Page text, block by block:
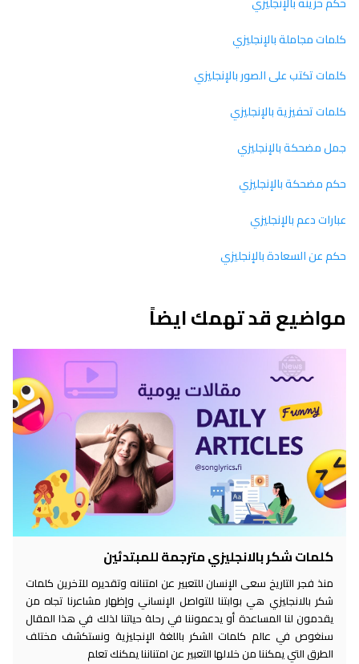
كلمات مجاملة بالإنجليزي
كلمات تكتب على الصور بالإنجليزي
كلمات تحفيزية بالإنجليزي
جمل مضحكة بالإنجليزي
حكم مضحكة بالإنجليزي
عبارات دعم بالإنجليزي
حكم عن السعادة بالإنجليزي
مواضيع قد تهمك ايضاً
كلمات شكر بالانجليزي مترجمة للمبتدئين
منذ فجر التاريخ سعى الإنسان للتعبير عن امتنانه وتقديره للآخرين كلمات
شكر بالانجليزي هي بوابتنا للتواصل الإنساني وإظهار مشاعرنا تجاه من
يقدمون لنا المساعدة أو يدعموننا في رحلة حياتنا لذلك في هذا المقال
سنغوص في عالم كلمات الشكر باللغة الإنجليزية ونستكشف مختلف
الطرق التي يمكننا من خلالها التعبير عن امتناننا يمكنك تعلم